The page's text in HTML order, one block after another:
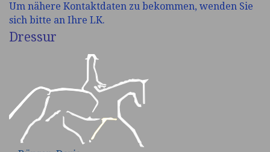
GA
Baden-
Württemberg
Um nähere Kontaktdaten zu bekommen, wenden Sie
sich bitte an Ihre LK.
Dressur